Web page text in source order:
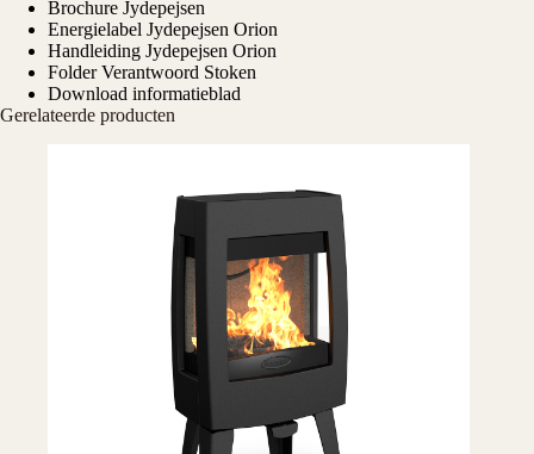
Brochure Jydepejsen
Energielabel Jydepejsen Orion
Handleiding Jydepejsen Orion
Folder Verantwoord Stoken
Download informatieblad
Gerelateerde producten